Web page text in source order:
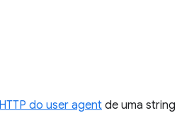
do user agentde uma string